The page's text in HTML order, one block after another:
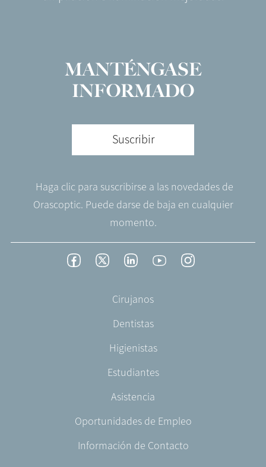
MANTÉNGASE
INFORMADO
Suscribir
Haga clic para suscribirse a las novedades de
Orascoptic. Puede darse de baja en cualquier
momento.
FacebookTwitterLinkedInYouTubeInstagram
Cirujanos
Dentistas
Higienistas
Estudiantes
Asistencia
Oportunidades de Empleo
Información de Contacto